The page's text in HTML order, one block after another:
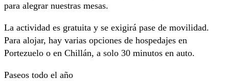
para alegrar nuestras mesas.
La actividad es gratuita y se exigirá pase de movilidad.
Para alojar, hay varias opciones de hospedajes en
Portezuelo o en Chillán, a solo 30 minutos en auto.
Paseos todo el año